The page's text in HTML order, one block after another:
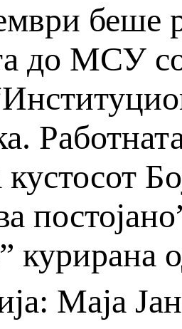
беше
до МСУ
Маја